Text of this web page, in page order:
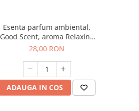
Esenta parfum ambiental,
Good Scent, aroma Relaxing
Lavender, 20 g
28,00 RON
ADAUGA IN COS